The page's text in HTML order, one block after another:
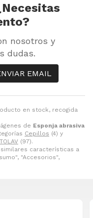
en stock, recogida
de Esponja abrasiva
Cepillos (4) y
(97).
características a
"Accesorios",
nosotros y
dudas.
EMAIL